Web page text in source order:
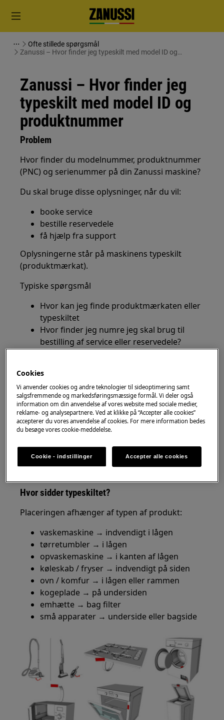
Ofte stillede spørgsmål
Zanussi – Hvor finder jeg typeskilt med model ID og
Zanussi – Hvor finder jeg
typeskilt med model ID og
produktnummer
Problem
Hvor finder du modelnummer, produktnummer
(PNC) og serienummer på din Zanussi maskine?
Du skal bruge disse oplysninger, når du vil:
booke service
bestille reservedele
få hjælp fra support
Oplysningerne står på maskinens typeskilt
(produktmærkat).
Typiske spørgsmål
Hvor kan jeg finde produktmærkaten eller
typeskiltet
Hvor finder jeg numre jeg skal brug til
bestilling af service eller reservedele?
Hvor finder jeg serienummer?
Hvor finder jeg ELC / ML koden?
Gælder for
Zanussi hvidevarer og
husholdningsapparater
Hvor sidder typeskiltet?
Placeringen afhænger af typen af produkt:
vaskemaskine → indvendigt i lågen
tørretumbler → i lågen
opvaskemaskine → i kanten af lågen
køleskab / fryser → indvendigt på siden
ovn / komfur → i lågen eller rammen
kogeplade → på undersiden
emhætte → bag filter
små apparater → underside eller bagside
Cookies
Vi anvender cookies og andre teknologier til sideoptimering samt
salgsfremmende og markedsføringsmæssige formål. Vi deler også
information om din anvendelse af vores website med sociale medier,
reklame- og analysepartnere. Ved at klikke på “Accepter alle cookies”
accepterer du vores anvendelse af cookies. For mere information bedes
du besøge vores cookie-meddelelse.
Cookie - indstillinger Accepter alle cookies